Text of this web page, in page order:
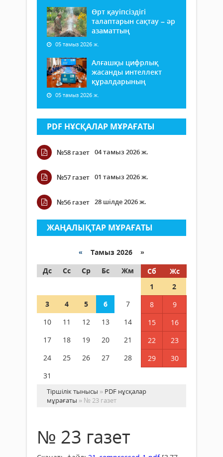
Өрт қауіпсіздігі
талаптарын сақтау – әр
азаматтың
05 тамыз 2026 ж.
Алғашқы цифрлық
жасанды интеллект
құралдарының
05 тамыз 2026 ж.
PDF НҰСҚАЛАР МҰРАҒАТЫ
№58 газет 04 тамыз 2026 ж.
№57 газет 01 тамыз 2026 ж.
№56 газет 28 шілде 2026 ж.
ЖАҢАЛЫҚТАР МҰРАҒАТЫ
« Тамыз 2026 »
Дс
Сс Ср Бс Жм Сб
Жс
1
2
3
4 5 6 7 8
9
10
11 12 13 14 15
16
17
18 19 20 21 22
23
24
25 26 27 28 29
30
31
Тіршілік тынысы » PDF нұсқалар
мұрағаты » № 23 газет
№ 23 газет